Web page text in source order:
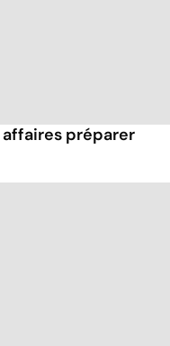
préparer